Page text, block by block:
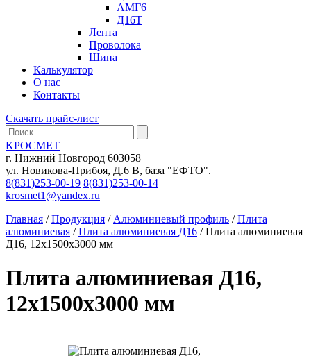
АМГ6
Д16Т
Лента
Проволока
Шина
Калькулятор
О нас
Контакты
Скачать прайс-лист
KРОСМЕТ
г. Нижний Новгород 603058
ул. Новикова-Прибоя, Д.6 В, база "ЕФТО".
8(831)253-00-19 8(831)253-00-14
krosmet1@yandex.ru
Главная /Продукция / Алюминиевый профиль /Плита
алюминиевая /Плита алюминиевая Д16 / Плита алюминиевая
Д16, 12х1500х3000 мм
Плита алюминиевая Д16,
12х1500х3000 мм